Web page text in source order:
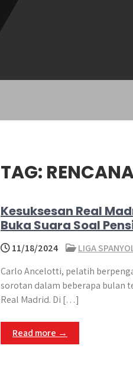
TAG:
Kesuksesan Real
Buka Suara Soal
11/18/2024
LIGA
Carlo Ancelotti, pelatih
sorotan dalam beberapa bulan
Real Madrid. Di […]
Read more →